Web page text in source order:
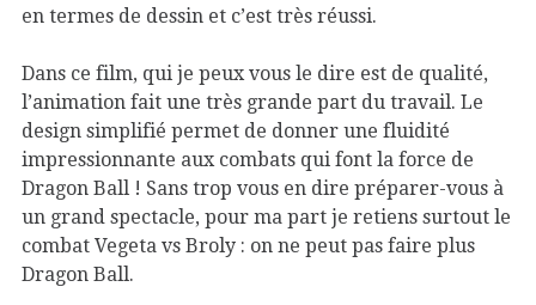
en termes de dessin et c’est très réussi.
Dans ce film, qui je peux vous le dire est de qualité,
l’animation fait une très grande part du travail. Le
design simplifié permet de donner une fluidité
impressionnante aux combats qui font la force de
Dragon Ball ! Sans trop vous en dire préparer-vous à
un grand spectacle, pour ma part je retiens surtout le
combat Vegeta vs Broly : on ne peut pas faire plus
Dragon Ball.